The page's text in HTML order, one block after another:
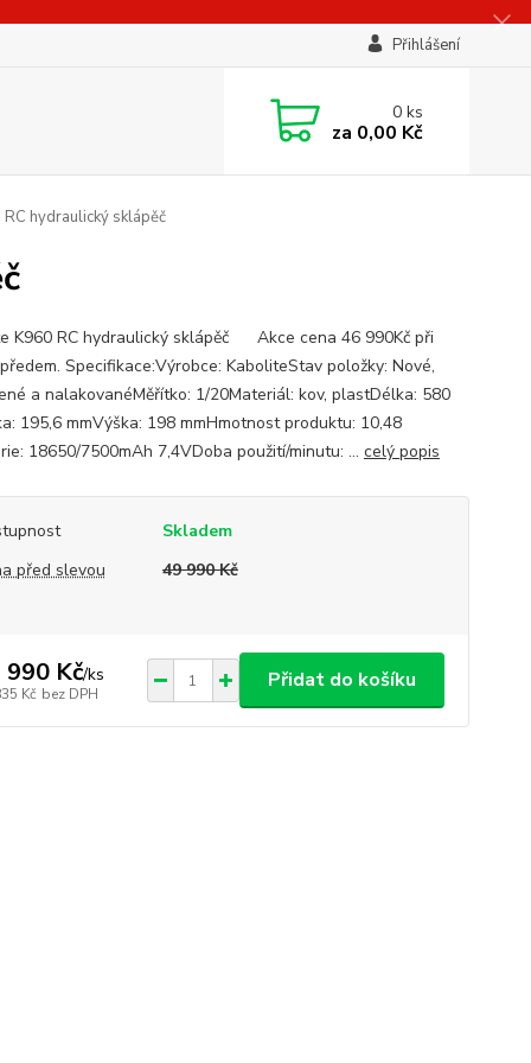
Přihlášení
0ks
za 0,00 Kč
hydraulický sklápěč
K960 RC hydraulický sklápěč Akce cena 46 990Kč při
Specifikace:Výrobce: KaboliteStav položky: Nové,
a nalakovanéMěřítko: 1/20Materiál: kov, plastDélka: 580
195,6 mmVýška: 198 mmHmotnost produktu: 10,48
18650/7500mAh 7,4VDoba použití/minutu: ... celý popis
Skladem
před slevou
49 990 Kč
990 Kč/ks
Kč bez DPH
Přidat do košíku